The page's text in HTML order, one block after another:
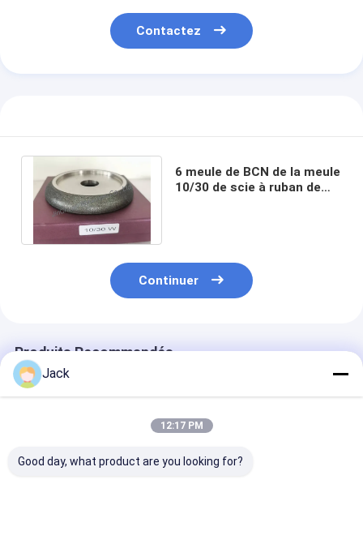
Contactez
6 meule de BCN de la meule
10/30 de scie à ruban de
Continuer
Produits Recommandés
Jack
12:17 PM
Good day, what product are you looking for?